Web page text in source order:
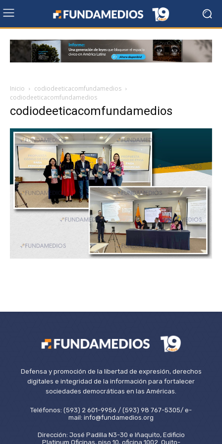
Inicio
codiodeeticacomfundamedios
codiodeeticacomfundamedios
codiodeeticacomfundamedios
Defensa y promoción de la libertad de expresión, derechos
digitales e integridad de la información para fortalecer
sociedades democráticas en las Américas.
Teléfonos: (593) 2 601-9956 / (593) 98 767-5305/ e-
mail: info@fundamedios.org
Dirección: José Padilla N3-30 e Iñaquito, Edificio
Platinum Oficinas, piso 10, oficina 1002. Quito-